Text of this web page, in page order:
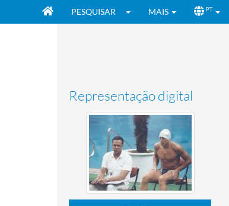
PESQUISAR MAIS PT
Representação digital